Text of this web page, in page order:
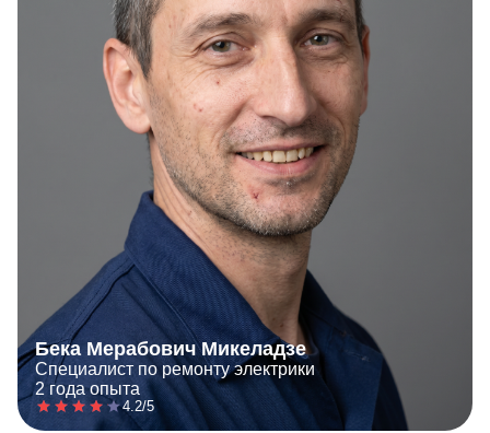
Бека Мерабович Микеладзе
Специалист по ремонту электрики
2 года опыта
4.2/5